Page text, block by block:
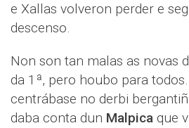
e Xallas volveron perder e
descenso.
Non son tan malas as novas
da 1ª, pero houbo para
centrábase no derbi
daba conta dun Malpica que